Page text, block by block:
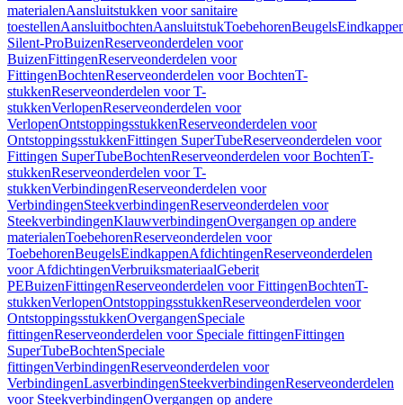
materialenAansluitstukken voor sanitaire
toestellenAansluitbochtenAansluitstukToebehorenBeugels
Silent-ProBuizenReserveonderdelen voor
BuizenFittingenReserveonderdelen voor
FittingenBochtenReserveonderdelen voor BochtenT-
stukkenReserveonderdelen voor T-
stukkenVerlopenReserveonderdelen voor
VerlopenOntstoppingsstukkenReserveonderdelen voor
OntstoppingsstukkenFittingen SuperTubeReserveonderdelen voor
Fittingen SuperTubeBochtenReserveonderdelen voor BochtenT-
stukkenReserveonderdelen voor T-
stukkenVerbindingenReserveonderdelen voor
VerbindingenSteekverbindingenReserveonderdelen voor
SteekverbindingenKlauwverbindingenOvergangen op andere
materialenToebehorenReserveonderdelen voor
ToebehorenBeugelsEindkappenAfdichtingenReserveonderdelen
voor AfdichtingenVerbruiksmateriaalGeberit
PEBuizenFittingenReserveonderdelen voor FittingenBochtenT-
stukkenVerlopenOntstoppingsstukkenReserveonderdelen voor
OntstoppingsstukkenOvergangenSpeciale
fittingenReserveonderdelen voor Speciale fittingenFittingen
SuperTubeBochtenSpeciale
fittingenVerbindingenReserveonderdelen voor
VerbindingenLasverbindingenSteekverbindingenReserveonderdelen
voor SteekverbindingenOvergangen op andere